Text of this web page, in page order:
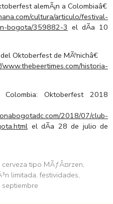
alemÃ¡n a Colombiaâ€
cultura/articulo/festival-
bogota/359882-3 el dÃ­a 10
Oktoberfest de MÃºnichâ€
www.thebeertimes.com/historia-
Oktoberfest 2018
2018/07/club-
el dÃ­a 28 de julio de
cerveza tipo MÃƒÂ¤rzen,
limitada,festividades,
septiembre